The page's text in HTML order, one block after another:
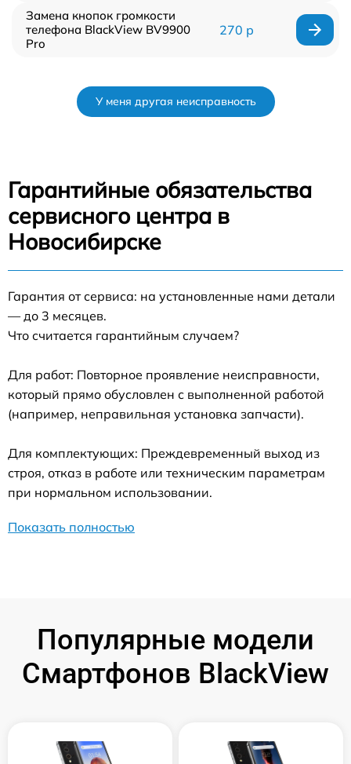
Замена кнопок громкости
телефона BlackView BV9900
Pro
270 р
У меня другая неисправность
Гарантийные обязательства
сервисного центра в
Новосибирске
Гарантия от сервиса: на установленные нами детали
— до 3 месяцев.
Что считается гарантийным случаем?
Для работ: Повторное проявление неисправности,
который прямо обусловлен с выполненной работой
(например, неправильная установка запчасти).
Для комплектующих: Преждевременный выход из
строя, отказ в работе или техническим параметрам
при нормальном использовании.
Показать полностью
Популярные модели
Смартфонов BlackView